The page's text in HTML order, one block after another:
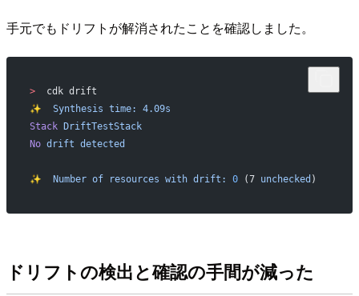
手元でもドリフトが解消されたことを確認しました。
>
  cdk drift
✨
  Synthesis
time:
4.09s
Stack DriftTestStack
No drift detected
✨
  Number
of resources with drift: 0 (7 unchecked )
ドリフトの検出と確認の手間が減った